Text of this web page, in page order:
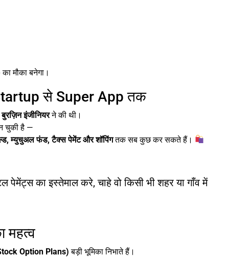
का मौका बनेगा।
से Super App तक
इंजीनियरने की थी।
चुकी है —
म्युचुअल फंड, टैक्स पेमेंट और शॉपिंगतक सब कुछ कर सकते हैं।
पेमेंट्स का इस्तेमाल करे, चाहे वो किसी भी शहर या गाँव में
महत्व
Option Plans) बड़ी भूमिका निभाते हैं।